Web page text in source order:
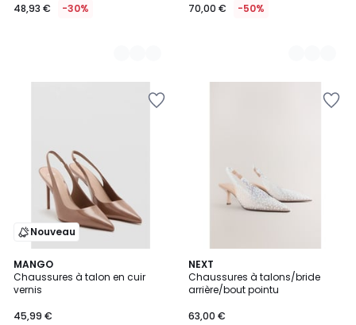
48,93 € -30% 70,00 € -50%
Nouveau
MANGO
Chaussures à talon en cuir
vernis
45,99 €
2
Couleurs
NEXT
Chaussures à talons/bride
arrière/bout pointu
63,00 €